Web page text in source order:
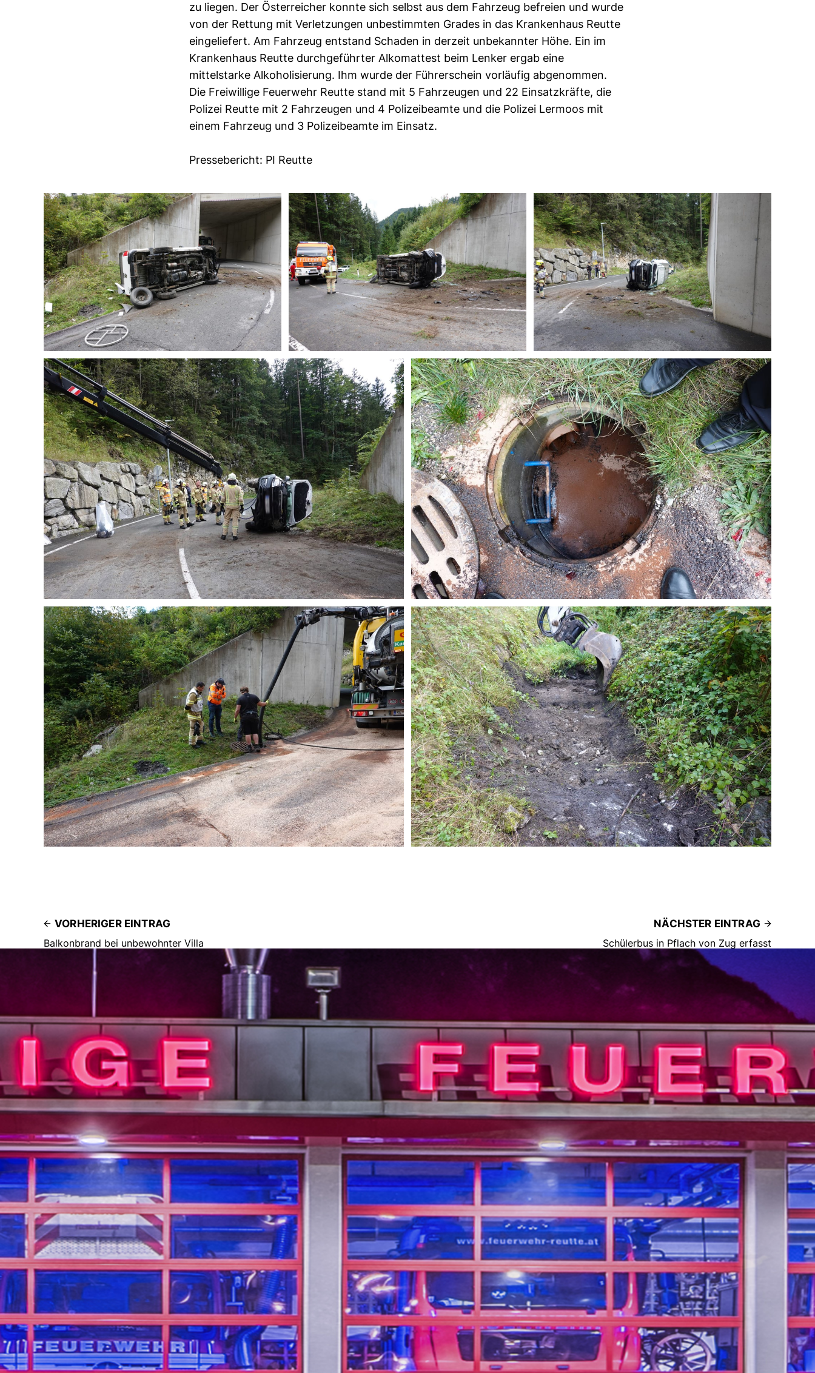
zu liegen. Der Österreicher konnte sich selbst aus dem Fahrzeug befreien und wurde
von der Rettung mit Verletzungen unbestimmten Grades in das Krankenhaus Reutte
eingeliefert. Am Fahrzeug entstand Schaden in derzeit unbekannter Höhe. Ein im
Krankenhaus Reutte durchgeführter Alkomattest beim Lenker ergab eine
mittelstarke Alkoholisierung. Ihm wurde der Führerschein vorläufig abgenommen.
Die Freiwillige Feuerwehr Reutte stand mit 5 Fahrzeugen und 22 Einsatzkräfte, die
Polizei Reutte mit 2 Fahrzeugen und 4 Polizeibeamte und die Polizei Lermoos mit
einem Fahrzeug und 3 Polizeibeamte im Einsatz.
Pressebericht: PI Reutte
VORHERIGER EINTRAG
Balkonbrand bei unbewohnter Villa
NÄCHSTER EINTRAG
Schülerbus in Pflach von Zug erfasst